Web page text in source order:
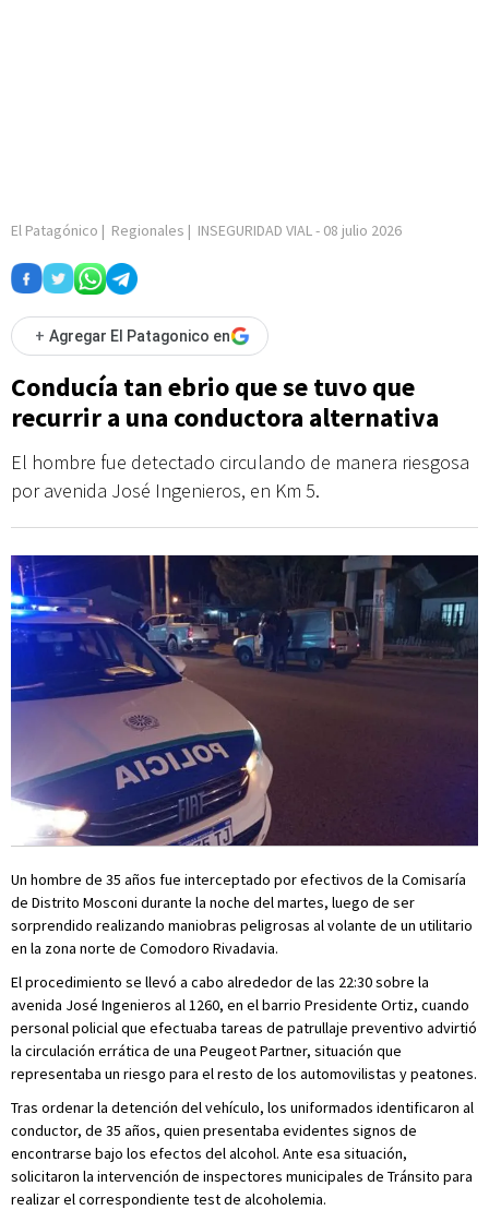
El Patagónico | Regionales | INSEGURIDAD VIAL- 08 julio 2026
+ Agregar El Patagonico en
Conducía tan ebrio que se tuvo que
recurrir a una conductora alternativa
El hombre fue detectado circulando de manera riesgosa
por avenida José Ingenieros, en Km 5.
Un hombre de 35 años fue interceptado por efectivos de la Comisaría
de Distrito Mosconi durante la noche del martes, luego de ser
sorprendido realizando maniobras peligrosas al volante de un utilitario
en la zona norte de Comodoro Rivadavia.
El procedimiento se llevó a cabo alrededor de las 22:30 sobre la
avenida José Ingenieros al 1260, en el barrio Presidente Ortiz, cuando
personal policial que efectuaba tareas de patrullaje preventivo advirtió
la circulación errática de una Peugeot Partner, situación que
representaba un riesgo para el resto de los automovilistas y peatones.
Tras ordenar la detención del vehículo, los uniformados identificaron al
conductor, de 35 años, quien presentaba evidentes signos de
encontrarse bajo los efectos del alcohol. Ante esa situación,
solicitaron la intervención de inspectores municipales de Tránsito para
realizar el correspondiente test de alcoholemia.